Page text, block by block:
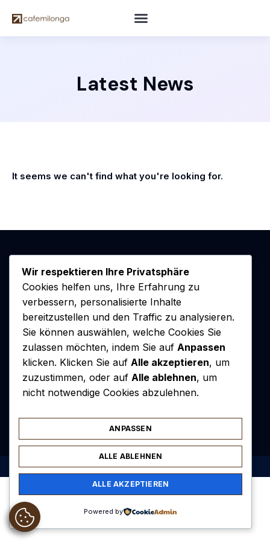
Latest News
It seems we can't find what you're looking for.
2026cafemilonga.de.All rights reserved.
Wir respektieren Ihre Privatsphäre
Cookies helfen uns, Ihre Erfahrung zu
verbessern, personalisierte Inhalte
bereitzustellen und den Traffic zu analysieren.
Sie können auswählen, welche Cookies Sie
zulassen möchten, indem Sie auf Anpassen
klicken. Klicken Sie auf Alle akzeptieren, um
zuzustimmen, oder auf Alle ablehnen, um
nicht notwendige Cookies abzulehnen.
ANPASSEN
ALLE ABLEHNEN
ALLE AKZEPTIEREN
Powered by